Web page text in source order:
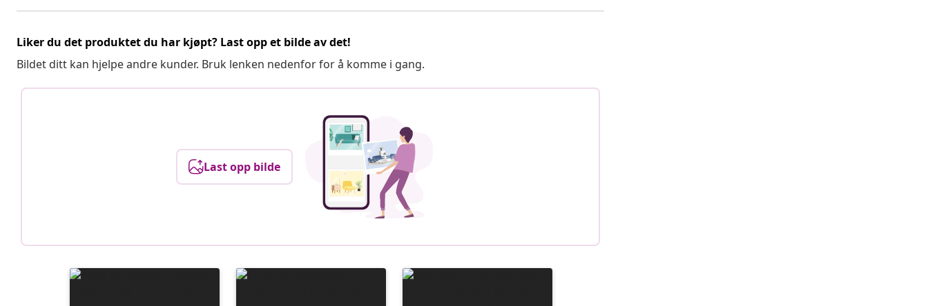
Liker du det produktet du har kjøpt? Last opp et bilde av det!
Bildet ditt kan hjelpe andre kunder. Bruk lenken nedenfor for å komme i gang.
Last opp bilde